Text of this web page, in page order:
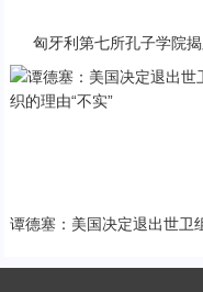
匈牙利第七所孔子学院
谭德塞：美国决定退出世卫